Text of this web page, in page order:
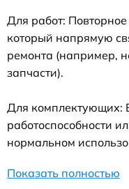
Для работ:
который напрямую
ремонта (например,
запчасти).
Для комплектующих:
работоспособности
нормальном
Показать полностью